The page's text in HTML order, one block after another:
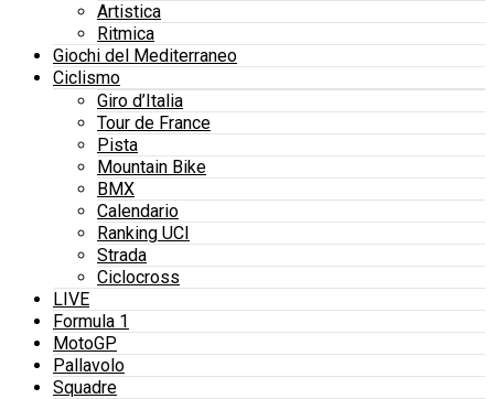
Artistica
Ritmica
Giochi del Mediterraneo
Ciclismo
Giro d’Italia
Tour de France
Pista
Mountain Bike
BMX
Calendario
Ranking UCI
Strada
Ciclocross
LIVE
Formula 1
MotoGP
Pallavolo
Squadre